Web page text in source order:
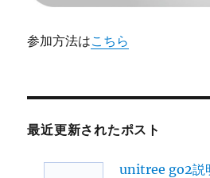
参加方法はこちら
最近更新されたポスト
unitree go2説